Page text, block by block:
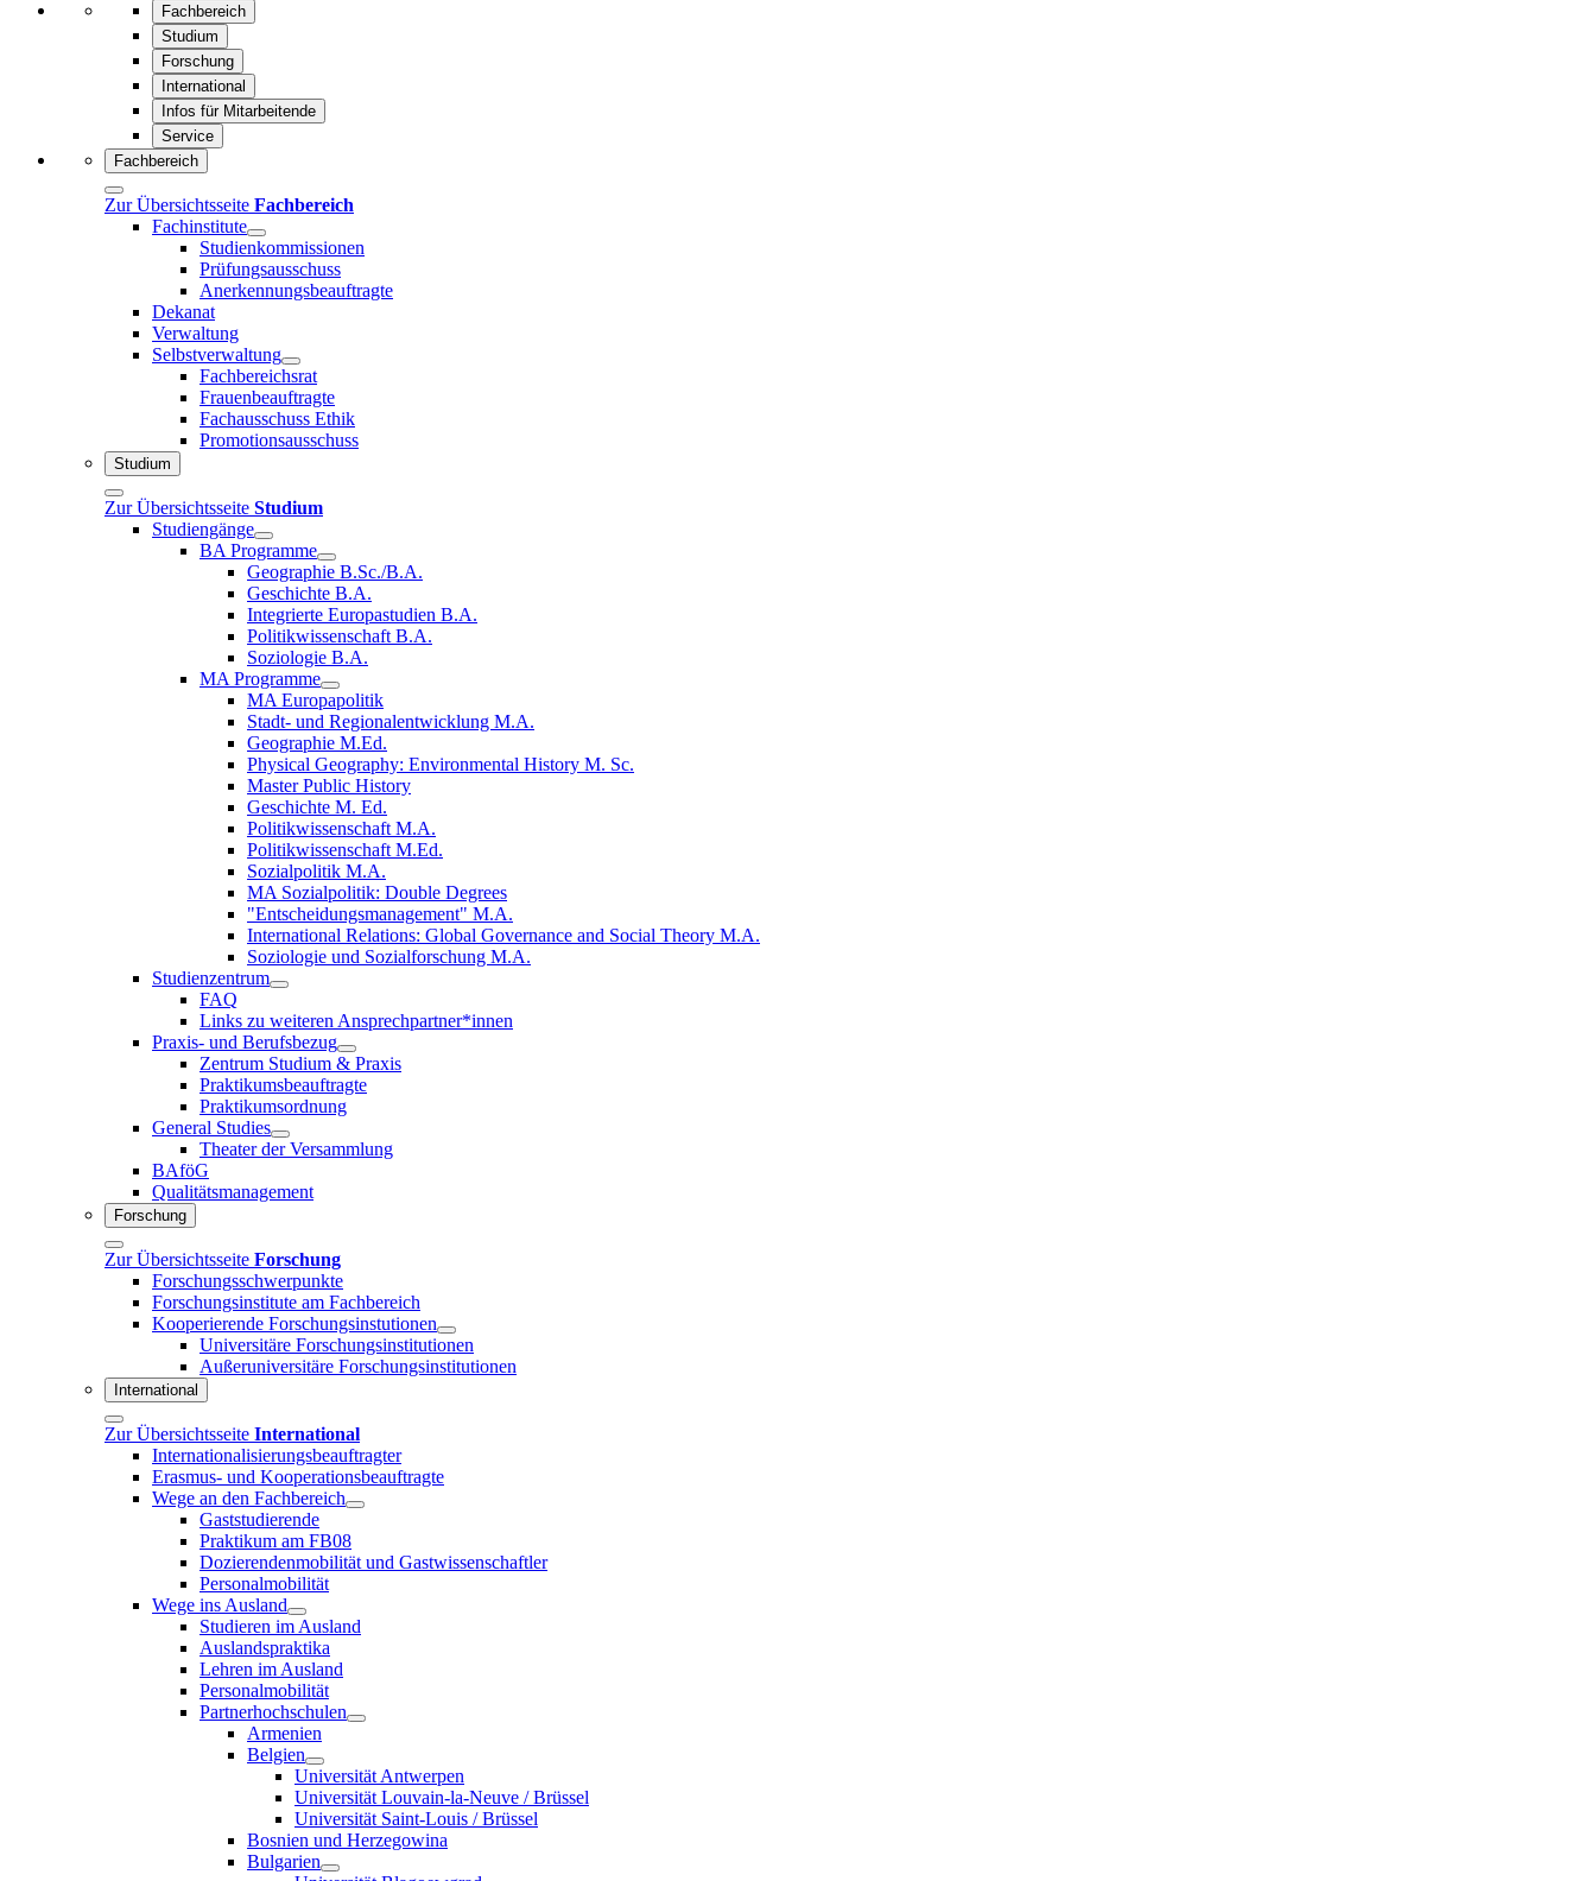
Fachbereich
Studium
Forschung
International
Infos für Mitarbeitende
Service
Fachbereich
Zur Übersichtsseite Fachbereich
Fachinstitute
Studienkommissionen
Prüfungsausschuss
Anerkennungsbeauftragte
Dekanat
Verwaltung
Selbstverwaltung
Fachbereichsrat
Frauenbeauftragte
Fachausschuss Ethik
Promotionsausschuss
Studium
Zur Übersichtsseite Studium
Studiengänge
BA Programme
Geographie B.Sc./B.A.
Geschichte B.A.
Integrierte Europastudien B.A.
Politikwissenschaft B.A.
Soziologie B.A.
MA Programme
MA Europapolitik
Stadt- und Regionalentwicklung M.A.
Geographie M.Ed.
Physical Geography: Environmental History M. Sc.
Master Public History
Geschichte M. Ed.
Politikwissenschaft M.A.
Politikwissenschaft M.Ed.
Sozialpolitik M.A.
MA Sozialpolitik: Double Degrees
"Entscheidungsmanagement" M.A.
International Relations: Global Governance and Social Theory M.A.
Soziologie und Sozialforschung M.A.
Studienzentrum
FAQ
Links zu weiteren Ansprechpartner*innen
Praxis- und Berufsbezug
Zentrum Studium & Praxis
Praktikumsbeauftragte
Praktikumsordnung
General Studies
Theater der Versammlung
BAföG
Qualitätsmanagement
Forschung
Zur Übersichtsseite Forschung
Forschungsschwerpunkte
Forschungsinstitute am Fachbereich
Kooperierende Forschungsinstutionen
Universitäre Forschungsinstitutionen
Außeruniversitäre Forschungsinstitutionen
International
Zur Übersichtsseite International
Internationalisierungsbeauftragter
Erasmus- und Kooperationsbeauftragte
Wege an den Fachbereich
Gaststudierende
Praktikum am FB08
Dozierendenmobilität und Gastwissenschaftler
Personalmobilität
Wege ins Ausland
Studieren im Ausland
Auslandspraktika
Lehren im Ausland
Personalmobilität
Partnerhochschulen
Armenien
Belgien
Universität Antwerpen
Universität Louvain-la-Neuve / Brüssel
Universität Saint-Louis / Brüssel
Bosnien und Herzegowina
Bulgarien